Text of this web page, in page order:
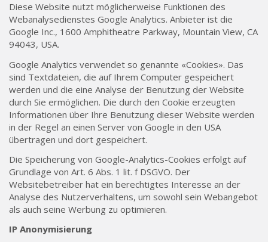
Diese Website nutzt möglicherweise Funktionen des
Webanalysedienstes Google Analytics. Anbieter ist die
Google Inc., 1600 Amphitheatre Parkway, Mountain View, CA
94043, USA.
Google Analytics verwendet so genannte «Cookies». Das
sind Textdateien, die auf Ihrem Computer gespeichert
werden und die eine Analyse der Benutzung der Website
durch Sie ermöglichen. Die durch den Cookie erzeugten
Informationen über Ihre Benutzung dieser Website werden
in der Regel an einen Server von Google in den USA
übertragen und dort gespeichert.
Die Speicherung von Google-Analytics-Cookies erfolgt auf
Grundlage von Art. 6 Abs. 1 lit. f DSGVO. Der
Websitebetreiber hat ein berechtigtes Interesse an der
Analyse des Nutzerverhaltens, um sowohl sein Webangebot
als auch seine Werbung zu optimieren.
IP Anonymisierung